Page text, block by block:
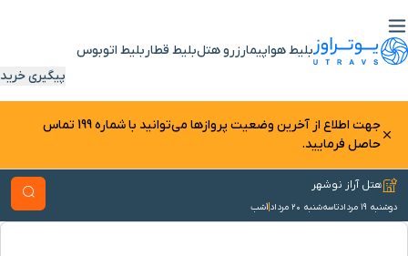
بلیط هواپیمارزرو هتلبلیط قطار بلیط اتوبوس
پیگیری خرید
جهت اطلاع از آخرین وضعیت پرواز‌ها می‌توانید با شماره 199 تماس
حاصل فرمایید.
هتل آراز نوشهر
دوشنبه ۱۹ مرداد تاسه‌شنبه ۲۰ مرداد 1شب